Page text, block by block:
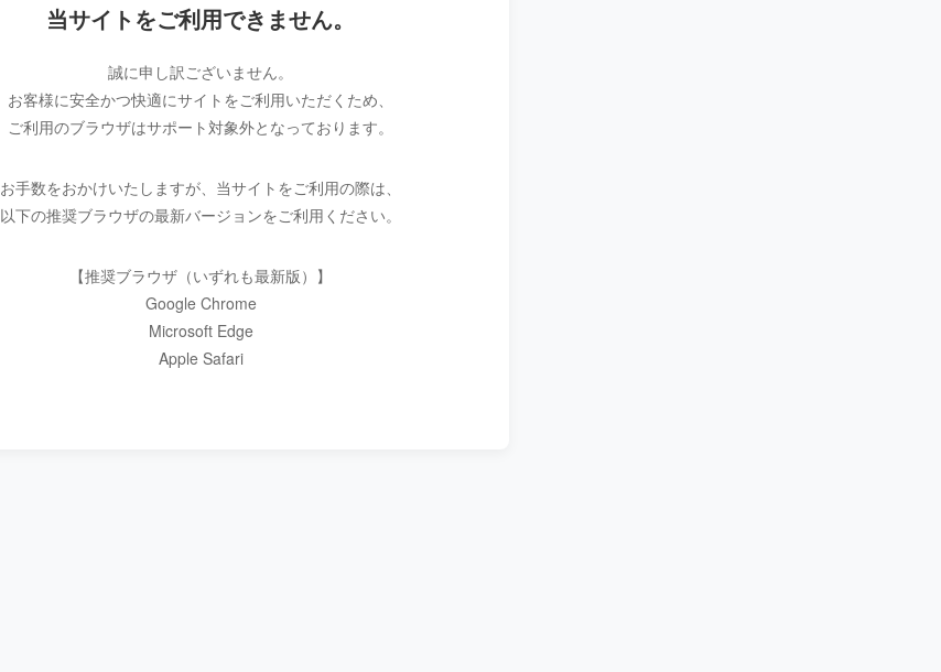
当サイトをご利用できません。
誠に申し訳ございません。
お客様に安全かつ快適にサイトをご利用いただくため、
ご利用のブラウザはサポート対象外となっております。
お手数をおかけいたしますが、当サイトをご利用の際は、
以下の推奨ブラウザの最新バージョンをご利用ください。
【推奨ブラウザ（いずれも最新版）】
Google Chrome
Microsoft Edge
Apple Safari